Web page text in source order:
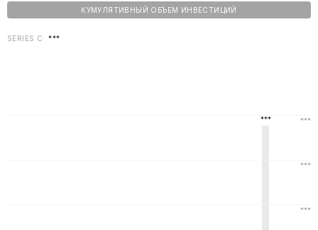
КУМУЛЯТИВНЫЙ ОБЪЕМ ИНВЕСТИЦИЙ
SERIES C ***